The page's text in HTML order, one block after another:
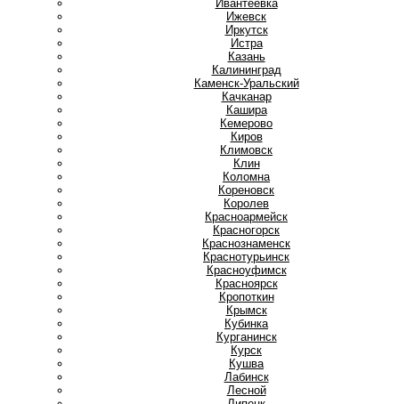
Ивантеевка
Ижевск
Иркутск
Истра
Казань
Калининград
Каменск-Уральский
Качканар
Кашира
Кемерово
Киров
Климовск
Клин
Коломна
Кореновск
Королев
Красноармейск
Красногорск
Краснознаменск
Краснотурьинск
Красноуфимск
Красноярск
Кропоткин
Крымск
Кубинка
Курганинск
Курск
Кушва
Лабинск
Лесной